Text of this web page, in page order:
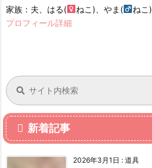
家族：夫、はる(
ねこ)、やま(
ねこ)
プロフィール詳細
新着記事
2026年3月1日 : 道具